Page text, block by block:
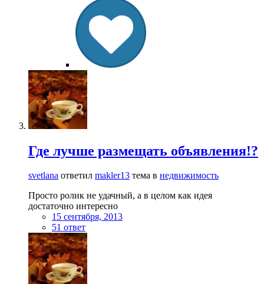
Где лучше размещать объявления!?
svetlana ответил makler13 тема в недвижимость
Просто ролик не удачный, а в целом как идея
достаточно интересно
15 сентября, 2013
51 ответ